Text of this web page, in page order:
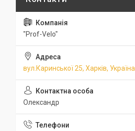
"Prof-Velo"
вул.Каринської 25, Харків, Україна
Олександр